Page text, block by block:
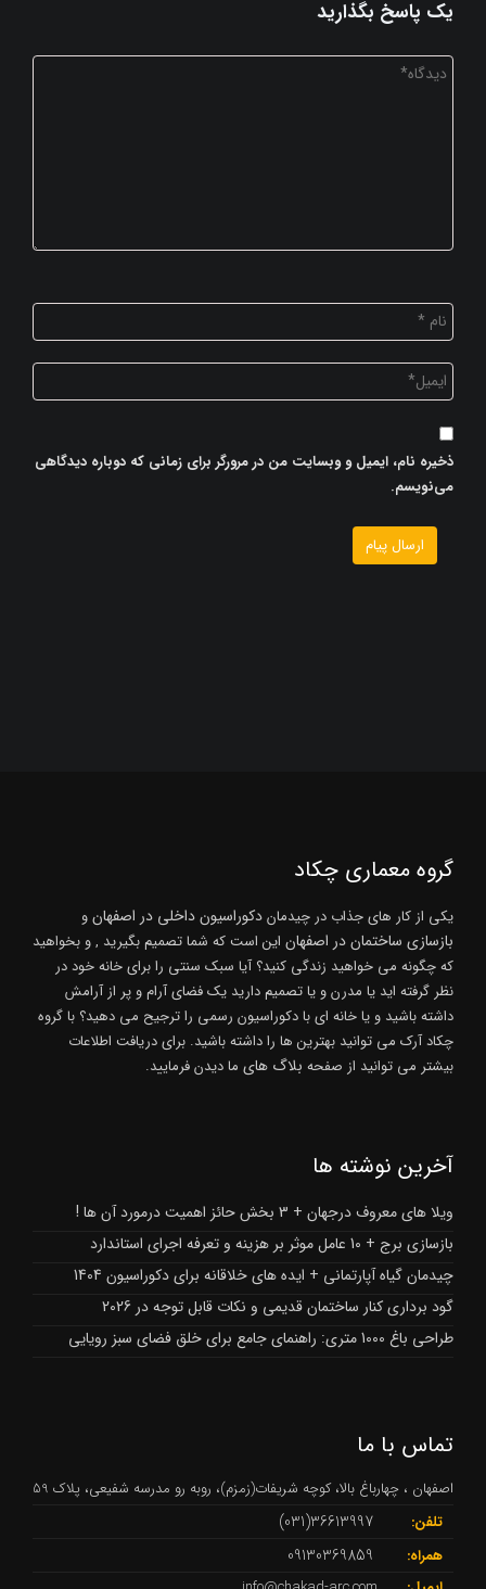
یک پاسخ بگذارید
ذخیره نام، ایمیل و وبسایت من در مرورگر برای زمانی که دوباره دیدگاهی
می‌نویسم.
گروه معماری چکاد
یکی از کار های جذاب در چیدماندکوراسیون داخلی در اصفهانو
بازسازی ساختمان در اصفهان این است که شما تصمیم بگیرید , و بخواهید
که چگونه می خواهید زندگی کنید؟ آیا سبک سنتی را برای خانه خود در
نظر گرفته اید یا مدرن و یا تصمیم دارید یک فضای آرام و پر از آرامش
داشته باشید و یا خانه ای با دکوراسیون رسمی را ترجیح می دهید؟ با گروه
چکاد آرک می توانید بهترین ها را داشته باشید. برای دریافت اطلاعات
بیشتر می توانید از صفحه بلاگ های ما دیدن فرمایید.
آخرین نوشته ها
ویلا های معروف درجهان + 3 بخش حائز اهمیت درمورد آن ها !
بازسازی برج + 10 عامل موثر بر هزینه و تعرفه اجرای استاندارد
چیدمان گیاه آپارتمانی + ایده های خلاقانه برای دکوراسیون 1404
گود برداری کنار ساختمان قدیمی و نکات قابل توجه در 2026
طراحی باغ 1000 متری: راهنمای جامع برای خلق فضای سبز رویایی
تماس با ما
اصفهان ، چهارباغ بالا، کوچه شریفات(زمزم)، روبه رو مدرسه شفیعی، پلاک 59
تلفن:
36613997(031)
همراه: 09130369859